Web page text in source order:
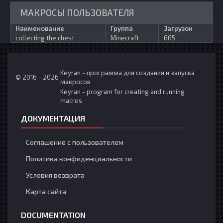
МАКРОСЫ ПОЛЬЗОВАТЕЛЯ
Наименование Группа
Загрузок
collecting the chest
Minecraft 665
© 2016 - 2026
Keyran - программа для создания и запуска
макросов
Keyran - program for creating and running
macros
ДОКУМЕНТАЦИЯ
Соглашение с пользователем
Политика конфиденциальности
Условия возврата
Карта сайта
DOCUMENTATION